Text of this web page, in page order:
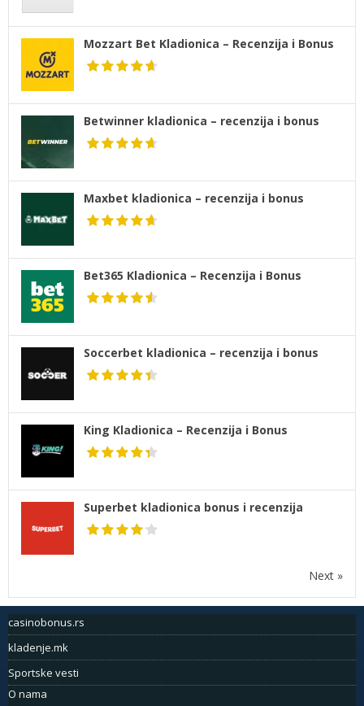
Mozzart Bet Kladionica – Recenzija i Bonus
Betwinner kladionica – recenzija i bonus
Maxbet kladionica – recenzija i bonus
Bet365 Kladionica – Recenzija i Bonus
Soccerbet kladionica – recenzija i bonus
King Kladionica – Recenzija i Bonus
Superbet kladionica bonus i recenzija
Next »
casinobonus.rs
kladenje.mk
Sportske vesti
O nama